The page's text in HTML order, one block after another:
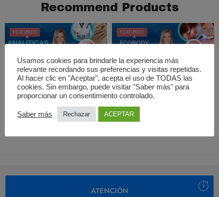
Recommend Products
FEATURED
Añadir al carrito
Seminograma en Fuenlabrada
100,00€
FEATURED
Añadir al carrito
Limpieza dental en Madrid
30,00€
ATENCIÓN
Usamos cookies para brindarle la experiencia más
relevante recordando sus preferencias y visitas repetidas.
Al hacer clic en "Aceptar", acepta el uso de TODAS las
cookies. Sin embargo, puede visitar "Saber más" para
proporcionar un consentimiento controlado.
Saber más Rechazar ACEPTAR